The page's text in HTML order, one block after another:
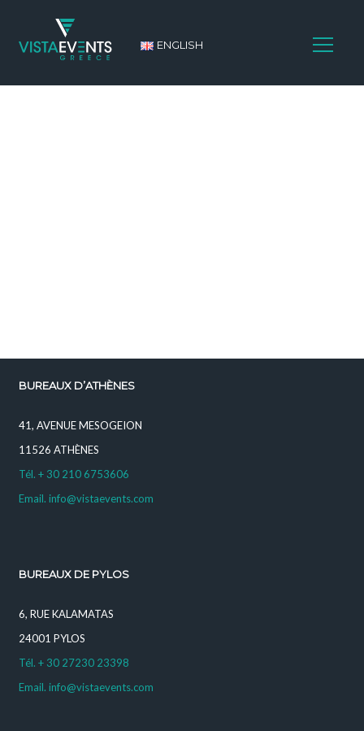
ENGLISH
BUREAUX D’ATHÈNES
41, AVENUE MESOGEION
11526 ATHÈNES
Tél. + 30 210 6753606
Email. info@vistaevents.com
BUREAUX DE PYLOS
6, RUE KALAMATAS
24001 PYLOS
Tél. + 30 27230 23398
Email. info@vistaevents.com